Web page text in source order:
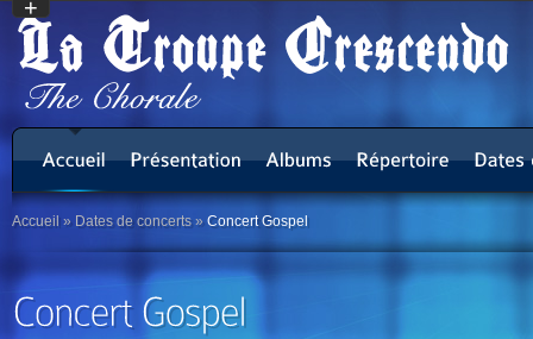
Accueil » Dates de concerts »Concert Gospel
+